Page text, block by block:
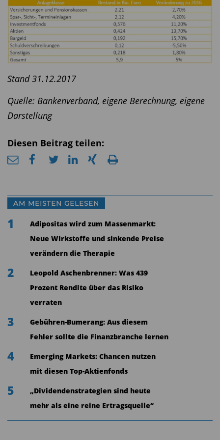
Stand 31.12.2017
Quelle: Bankenverband, eigene Berechnung, eigene
Darstellung
Diesen Beitrag teilen:
AM MEISTEN GELESEN
1
Adipositas wird zum Massenmarkt:
Neue Wirkstoffe und sinkende Preise
verändern die Therapie
2
Leopold Aschenbrenner: Was 439
Prozent Rendite über das Risiko
verraten
3
Gebühren-Bumerang: Aus diesem
Fehler sollte die Finanzbranche lernen
4
Emerging Markets: Chancen nutzen
mit diesen Top-Aktienfonds
5
„Dividendenstrategien sind heute
mehr als eine reine Ertragsquelle“